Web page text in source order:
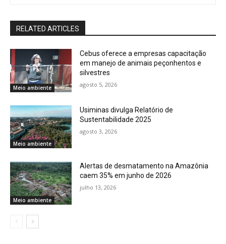
RELATED ARTICLES
Meio ambiente
Cebus oferece a empresas capacitação
em manejo de animais peçonhentos e
silvestres
agosto 5, 2026
Meio ambiente
Usiminas divulga Relatório de
Sustentabilidade 2025
agosto 3, 2026
Meio ambiente
Alertas de desmatamento na Amazônia
caem 35% em junho de 2026
julho 13, 2026